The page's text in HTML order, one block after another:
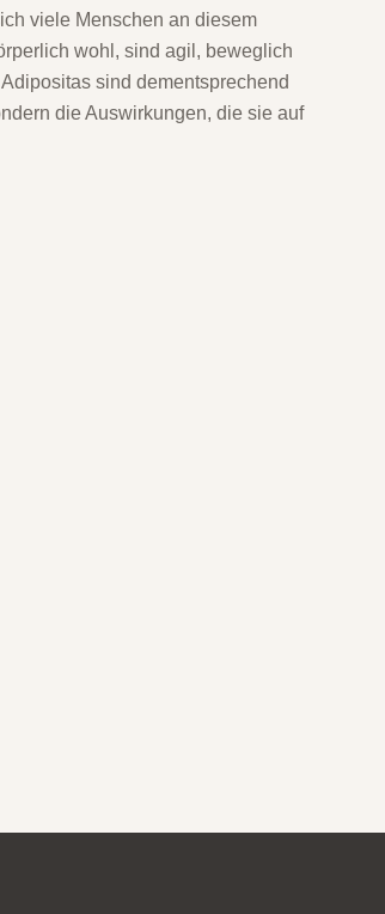
viele Menschen an diesem
wohl, sind agil, beweglich
sind dementsprechend
die Auswirkungen, die sie auf